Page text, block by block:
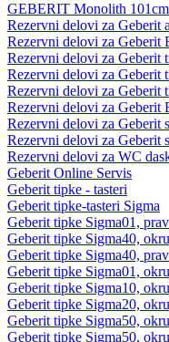
GEBERIT Monolith
Rezervni delovi za Geberit
Rezervni delovi za Geberit
Rezervni delovi za Geberit
Rezervni delovi za Geberit
Rezervni delovi za Geberit
Rezervni delovi za Geberit
Rezervni delovi za Geberit
Rezervni delovi za Geberit
Rezervni delovi za WC
Geberit Online Servis
Geberit tipke - tasteri
Geberit tipke-tasteri Sigma
Geberit tipke Sigma01,
Geberit tipke Sigma40,
Geberit tipke Sigma40,
Geberit tipke Sigma01,
Geberit tipke Sigma10,
Geberit tipke Sigma20,
Geberit tipke Sigma50,
Geberit tipke Sigma50,